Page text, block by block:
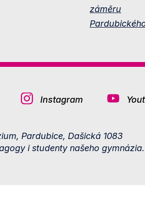
záměru
Instagram
Pardubice, Dašická 1083
i studenty našeho gymnázia.